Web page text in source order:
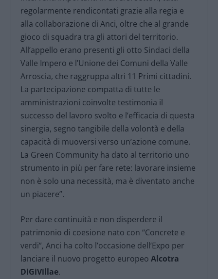
regolarmente rendicontati grazie alla regia e
alla collaborazione di Anci, oltre che al grande
gioco di squadra tra gli attori del territorio.
All’appello erano presenti gli otto Sindaci della
Valle Impero e l’Unione dei Comuni della Valle
Arroscia, che raggruppa altri 11 Primi cittadini.
La partecipazione compatta di tutte le
amministrazioni coinvolte testimonia il
successo del lavoro svolto e l’efficacia di questa
sinergia, segno tangibile della volontà e della
capacità di muoversi verso un’azione comune.
La Green Community ha dato al territorio uno
strumento in più per fare rete: lavorare insieme
non è solo una necessità, ma è diventato anche
un piacere”.
Per dare continuità e non disperdere il
patrimonio di coesione nato con “Concrete e
verdi”, Anci ha colto l’occasione dell’Expo per
lanciare il nuovo progetto europeoAlcotra
DiGiVillae.